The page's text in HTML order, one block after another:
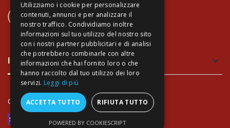
CONTATTACI
+39 337 689965
Imballaggio verde e sicuro keyboard_arrow_down
Copyright Arte Toscana© - P.IVA 02034940474
Utilizziamo i cookie per personalizzare
contenuti, annunci e per analizzare il
nostro traffico. Condividiamo inoltre
informazioni sul tuo utilizzo del nostro sito
con i nostri partner pubblicitari e di analisi
che potrebbero combinarle con altre
informazioni che hai fornito loro o che
hanno raccolto dal tuo utilizzo dei loro
servizi. Leggi di più
ACCETTA TUTTO RIFIUTA TUTTO
POWERED BY COOKIESCRIPT